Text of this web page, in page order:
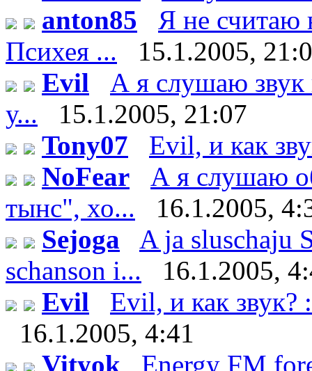
anton85
Я не считаю
Психея ...
15.1.2005,
Evil
А я слушаю
у...
15.1.2005, 21:07
Tony07
Evil, и как
NoFear
А я слушаю
тынс", хо...
16.1.2005,
Sejoga
A ja sluschaju
schanson i...
16.1.2005,
Evil
Evil, и как
16.1.2005, 4:41
Vityok
Energy FM